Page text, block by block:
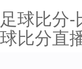
足球比分-
球比分直